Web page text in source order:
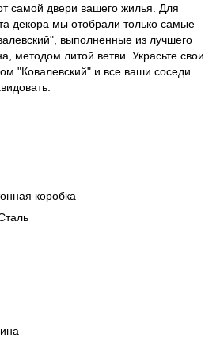
самой двери вашего жилья. Для
декора мы отобрали только самые
выполненные из лучшего
методом литой ветви. Украсьте свои
"Ковалевский" и все ваши соседи
коробка